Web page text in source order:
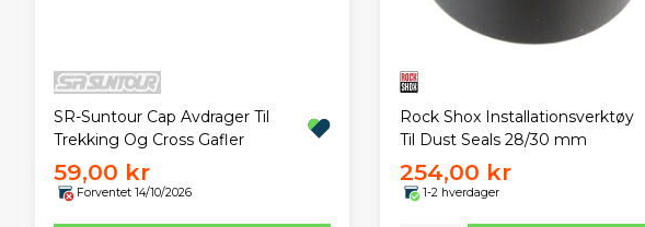
SR-Suntour Cap Avdrager Til
Trekking Og Cross Gafler
59,00 kr
Forventet 14/10/2026
Rock Shox Installationsverktøy
Til Dust Seals 28/30 mm
254,00 kr
1-2 hverdager